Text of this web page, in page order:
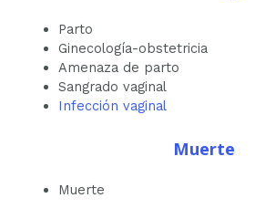
Parto
Ginecología-obstetricia
Amenaza de parto
Sangrado vaginal
Infección vaginal
Muerte
Muerte